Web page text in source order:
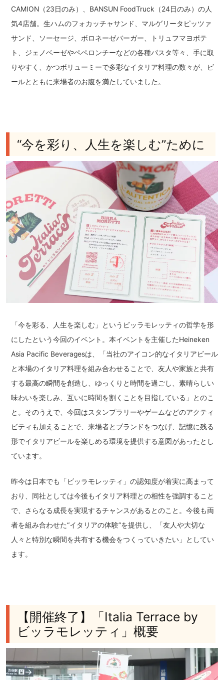
CAMION（23日のみ）、BANSUN FoodTruck（24日のみ）の人
気4店舗。生ハムのフォカッチャサンド、マルゲリータピッツァ
サンド、ソーセージ、ボロネーゼバーガー、トリュフマヨポテ
ト、ジェノベーゼやペペロンチーなどの各種パスタ等々、手に取
りやすく、かつボリューミーで多彩なイタリア料理の数々が、ビ
ールとともに来場者のお腹を満たしていました。
“今を彩り、人生を楽しむ”ために
「今を彩る、人生を楽しむ」というビッラモレッティの哲学を形
にしたという今回のイベント。本イベントを主催したHeineken
Asia Pacific Beveragesは、「当社のアイコン的なイタリアビール
と本場のイタリア料理を組み合わせることで、友人や家族と共有
する最高の瞬間を創造し、ゆっくりと時間を過ごし、素晴らしい
味わいを楽しみ、互いに時間を割くことを目指している」とのこ
と。そのうえで、今回はスタンプラリーやゲームなどのアクティ
ビティも加えることで、来場者とブランドをつなげ、記憶に残る
形でイタリアビールを楽しめる環境を提供する意図があったとし
ています。
昨今は日本でも「ビッラモレッティ」の認知度が着実に高まって
おり、同社としては今後もイタリア料理との相性を強調すること
で、さらなる成長を実現するチャンスがあるとのこと。今後も両
者を組み合わせた“イタリアの体験”を提供し、「友人や大切な
人々と特別な瞬間を共有する機会をつくっていきたい」としてい
ます。
【開催終了】「Italia Terrace by
ビッラモレッティ」概要